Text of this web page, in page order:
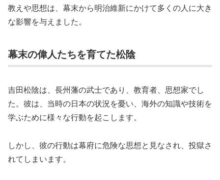
教えや思想は、幕末から明治維新にかけて多くの人に大き
な影響を与えました。
幕末の偉人たちを育てた松陰
吉田松陰は、長州藩の武士であり、教育者、思想家でし
た。彼は、当時の日本の状況を憂い、海外の知識や技術を
学ぶために様々な行動を起こします。
しかし、彼の行動は幕府に危険な思想と見なされ、投獄さ
れてしまいます。